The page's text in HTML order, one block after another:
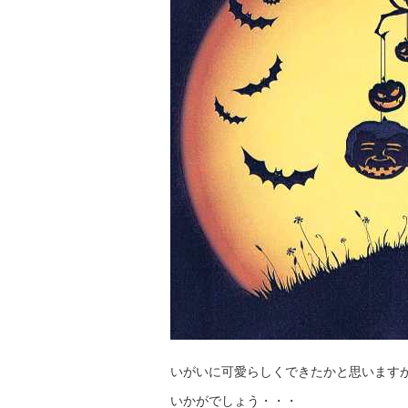
いがいに可愛らしくできたかと思います
いかがでしょう・・・